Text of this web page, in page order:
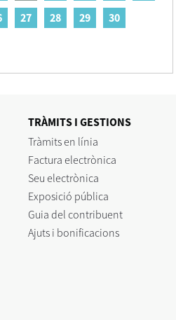
27 28 29 30
TRÀMITS I GESTIONS
Tràmits en línia
Factura electrònica
Seu electrònica
Exposició pública
Guia del contribuent
Ajuts i bonificacions